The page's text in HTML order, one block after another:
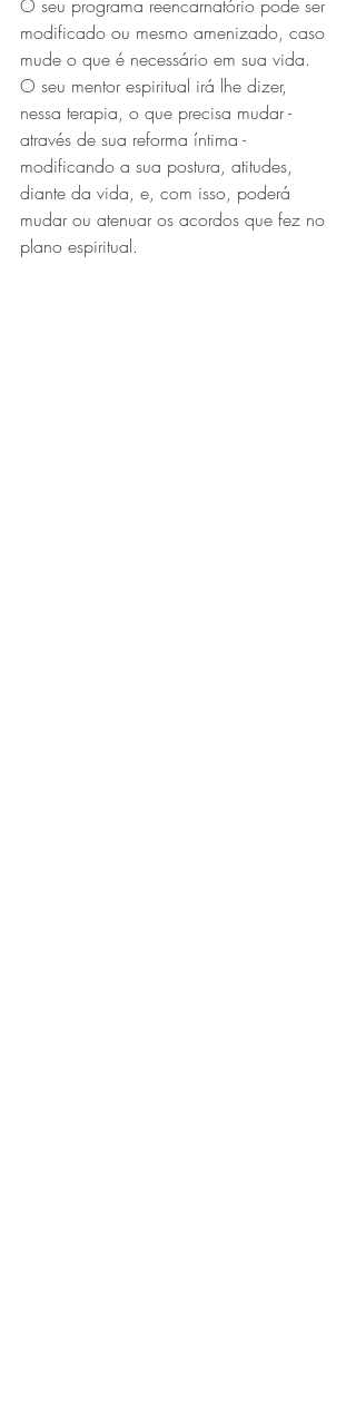
O seu programa reencarnatório pode ser
modificado ou mesmo amenizado, caso
mude o que é necessário em sua vida.
O seu mentor espiritual irá lhe dizer,
nessa terapia, o que precisa mudar -
através de sua reforma íntima -
modificando a sua postura, atitudes,
diante da vida, e, com isso, poderá
mudar ou atenuar os acordos que fez no
plano espiritual.